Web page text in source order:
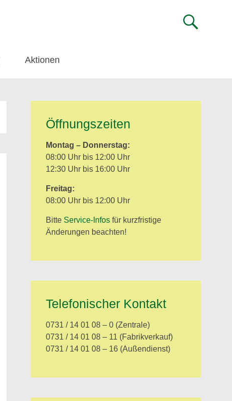
Aktionen
Öffnungszeiten
Montag – Donnerstag:
08:00 Uhr bis 12:00 Uhr
12:30 Uhr bis 16:00 Uhr
Freitag:
08:00 Uhr bis 12:00 Uhr
Bitte Service-Infosfür kurzfristige
Änderungen beachten!
Telefonischer Kontakt
0731 / 14 01 08 – 0 (Zentrale)
0731 / 14 01 08 – 11 (Fabrikverkauf)
0731 / 14 01 08 – 16 (Außendienst)